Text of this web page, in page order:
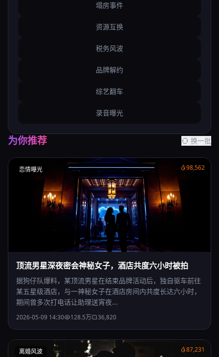
塌房事件
资源互换
税务风波
品牌解约
综艺翻车
录音曝光
为你推荐 换一批
恋情曝光 98,562
顶流男星深夜密会神秘女子，酒店共度六小时被拍
据狗仔队爆料，某顶流男星在结束品牌活动后，独自驱车前往
某五星级酒店，与一神秘女子在酒店房间内共度长达六小时，
期间曾多次打电话让助理送宵夜...
2026-05-09 14:30 128.5万 36,820
离婚风波 87,231